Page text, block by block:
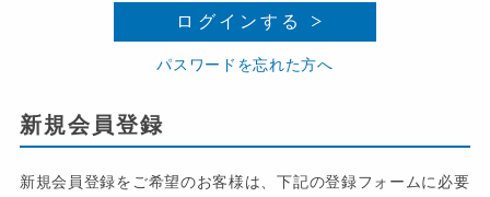
ログインする
パスワードを忘れた方へ
新規会員登録
新規会員登録をご希望のお客様は、下記の登録フォームに必要